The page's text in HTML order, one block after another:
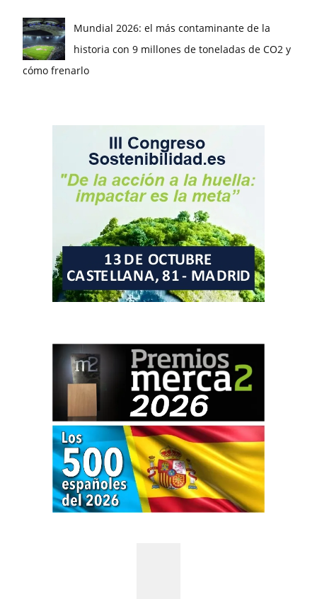
Mundial 2026: el más contaminante de la
historia con 9 millones de toneladas de CO2 y
cómo frenarlo